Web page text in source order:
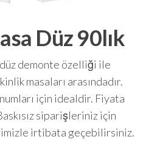
Düz 90lık
düz demonte özelliği ile
masaları arasındadır.
için idealdir. Fiyata
siparişleriniz için
irtibata geçebilirsiniz.